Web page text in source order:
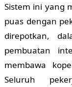
Sistem ini yang
puas dengan
direpotkan,
pembuatan
membawa
Seluruh